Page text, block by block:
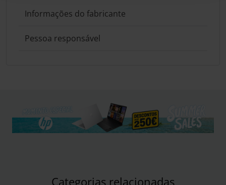
Informações do fabricante
Pessoa responsável
Categorias relacionadas